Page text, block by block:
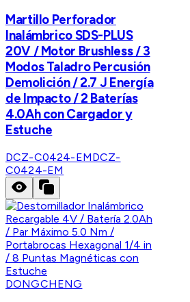
Martillo Perforador
Inalámbrico SDS-PLUS
20V / Motor Brushless / 3
Modos Taladro Percusión
Demolición / 2.7 J Energía
de Impacto / 2 Baterías
4.0Ah con Cargador y
Estuche
DCZ-C0424-EMDCZ-
C0424-EM
DONGCHENG